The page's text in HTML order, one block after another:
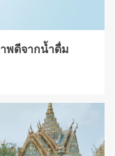
พดีจากน้ำดื่ม